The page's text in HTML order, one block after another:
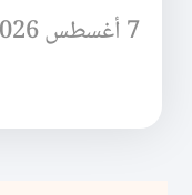
7 أغسطس 2026